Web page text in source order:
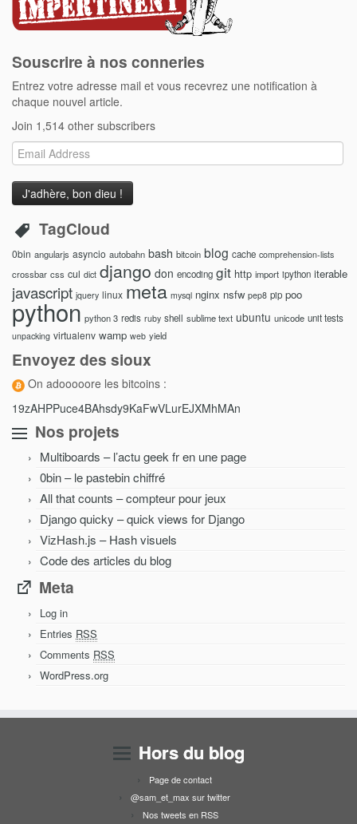
Souscrire à nos conneries
Entrez votre adresse mail et vous recevrez une notification à
chaque nouvel article.
Join 1,514 other subscribers
Email
Address
TagCloud
0bin angularjs asyncio autobahn bash bitcoin blog cache comprehension-lists
crossbar css cul dict django don encoding git http import ipython iterable
javascript jquery linux meta mysql nginx nsfw pep8 pip poo
python python 3 redis ruby shell sublime text ubuntu unicode unit tests
unpacking virtualenv wamp web yield
Envoyez des sioux
On adooooore les bitcoins :
19zAHPPuce4BAhsdy9KaFwVLurEJXMhMAn
Nos projets
Multiboards – l’actu geek fr en une page
0bin – le pastebin chiffré
All that counts – compteur pour jeux
Django quicky – quick views for Django
VizHash.js – Hash visuels
Code des articles du blog
Meta
Log in
Entries RSS
Comments RSS
WordPress.org
Hors du blog
Page de contact
@sam_et_max sur twitter
Nos tweets en RSS